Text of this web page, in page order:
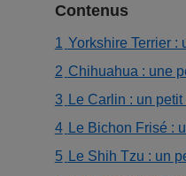
Contenus
1 Yorkshire Terrier :
2 Chihuahua : une
3 Le Carlin : un
4 Le Bichon Frisé :
5 Le Shih Tzu : un